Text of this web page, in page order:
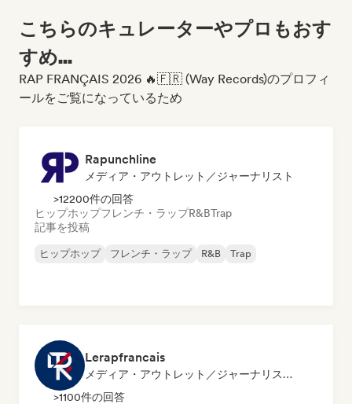
こちらのキュレーターやプロもおす
すめ...
RAP FRANÇAIS 2026 🔥🇫🇷 (Way Records)のプロフィ
ールをご覧になっているため
Rapunchline
メディア・アウトレット／ジャーナリスト
>12200件の回答
ヒップホップフレンチ・ラップR&BTrap
記事を投稿
ヒップホップ フレンチ・ラップ R&B Trap
Lerapfrancais
メディア・アウトレット／ジャーナリスト, ソーシャルメディアインフルエンサー
>1100件の回答